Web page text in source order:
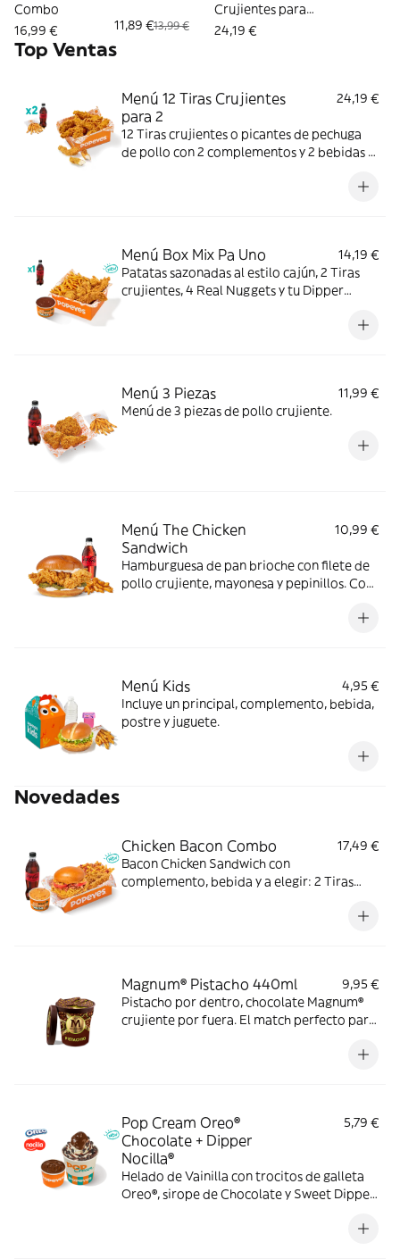
Combo
16,99 €
11,89 €13,99 €
Crujientes para
2
24,19 €
Top Ventas
Menú 12 Tiras Crujientes
para 2
24,19 €
12 Tiras crujientes o picantes de pechuga
de pollo con 2 complementos y 2 bebidas a
Menú Box Mix Pa Uno
14,19 €
Patatas sazonadas al estilo cajún, 2 Tiras
crujientes, 4 Real Nuggets y tu Dipper
Menú 3 Piezas
11,99 €
Menú de 3 piezas de pollo crujiente.
Menú The Chicken
Sandwich
10,99 €
Hamburguesa de pan brioche con filete de
pollo crujiente, mayonesa y pepinillos. Con
Menú Kids
4,95 €
Incluye un principal, complemento, bebida,
postre y juguete.
Novedades
Chicken Bacon Combo
17,49 €
Bacon Chicken Sandwich con
complemento, bebida y a elegir: 2 Tiras
Nuggets. Ideal para los que creen que todo
Magnum® Pistacho 440ml
9,95 €
Pistacho por dentro, chocolate Magnum®
crujiente por fuera. El match perfecto para
Pop Cream Oreo®
Chocolate + Dipper
Nocilla®
5,79 €
Helado de Vainilla con trocitos de galleta
Oreo®, sirope de Chocolate y Sweet Dipper